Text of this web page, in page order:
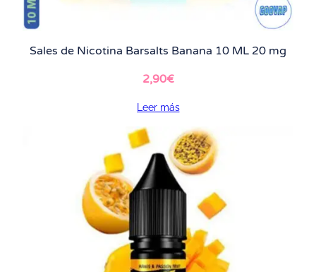
Sales de Nicotina Barsalts Banana 10 ML 20 mg
2,90€
Leer más